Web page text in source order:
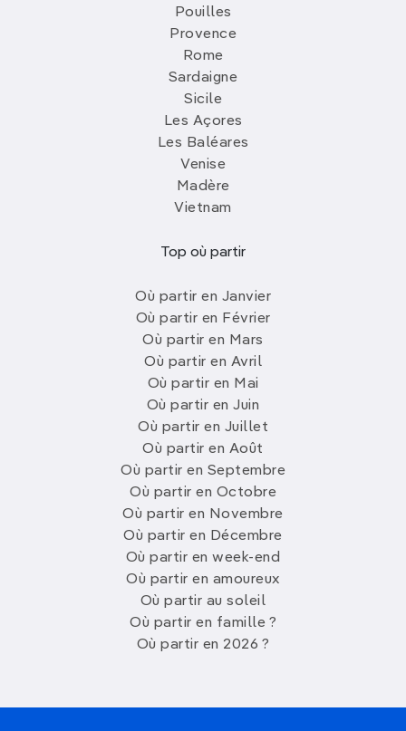
Pouilles
Provence
Rome
Sardaigne
Sicile
Les Açores
Les Baléares
Venise
Madère
Vietnam
Top où partir
Où partir en Janvier
Où partir en Février
Où partir en Mars
Où partir en Avril
Où partir en Mai
Où partir en Juin
Où partir en Juillet
Où partir en Août
Où partir en Septembre
Où partir en Octobre
Où partir en Novembre
Où partir en Décembre
Où partir en week-end
Où partir en amoureux
Où partir au soleil
Où partir en famille ?
Où partir en 2026 ?